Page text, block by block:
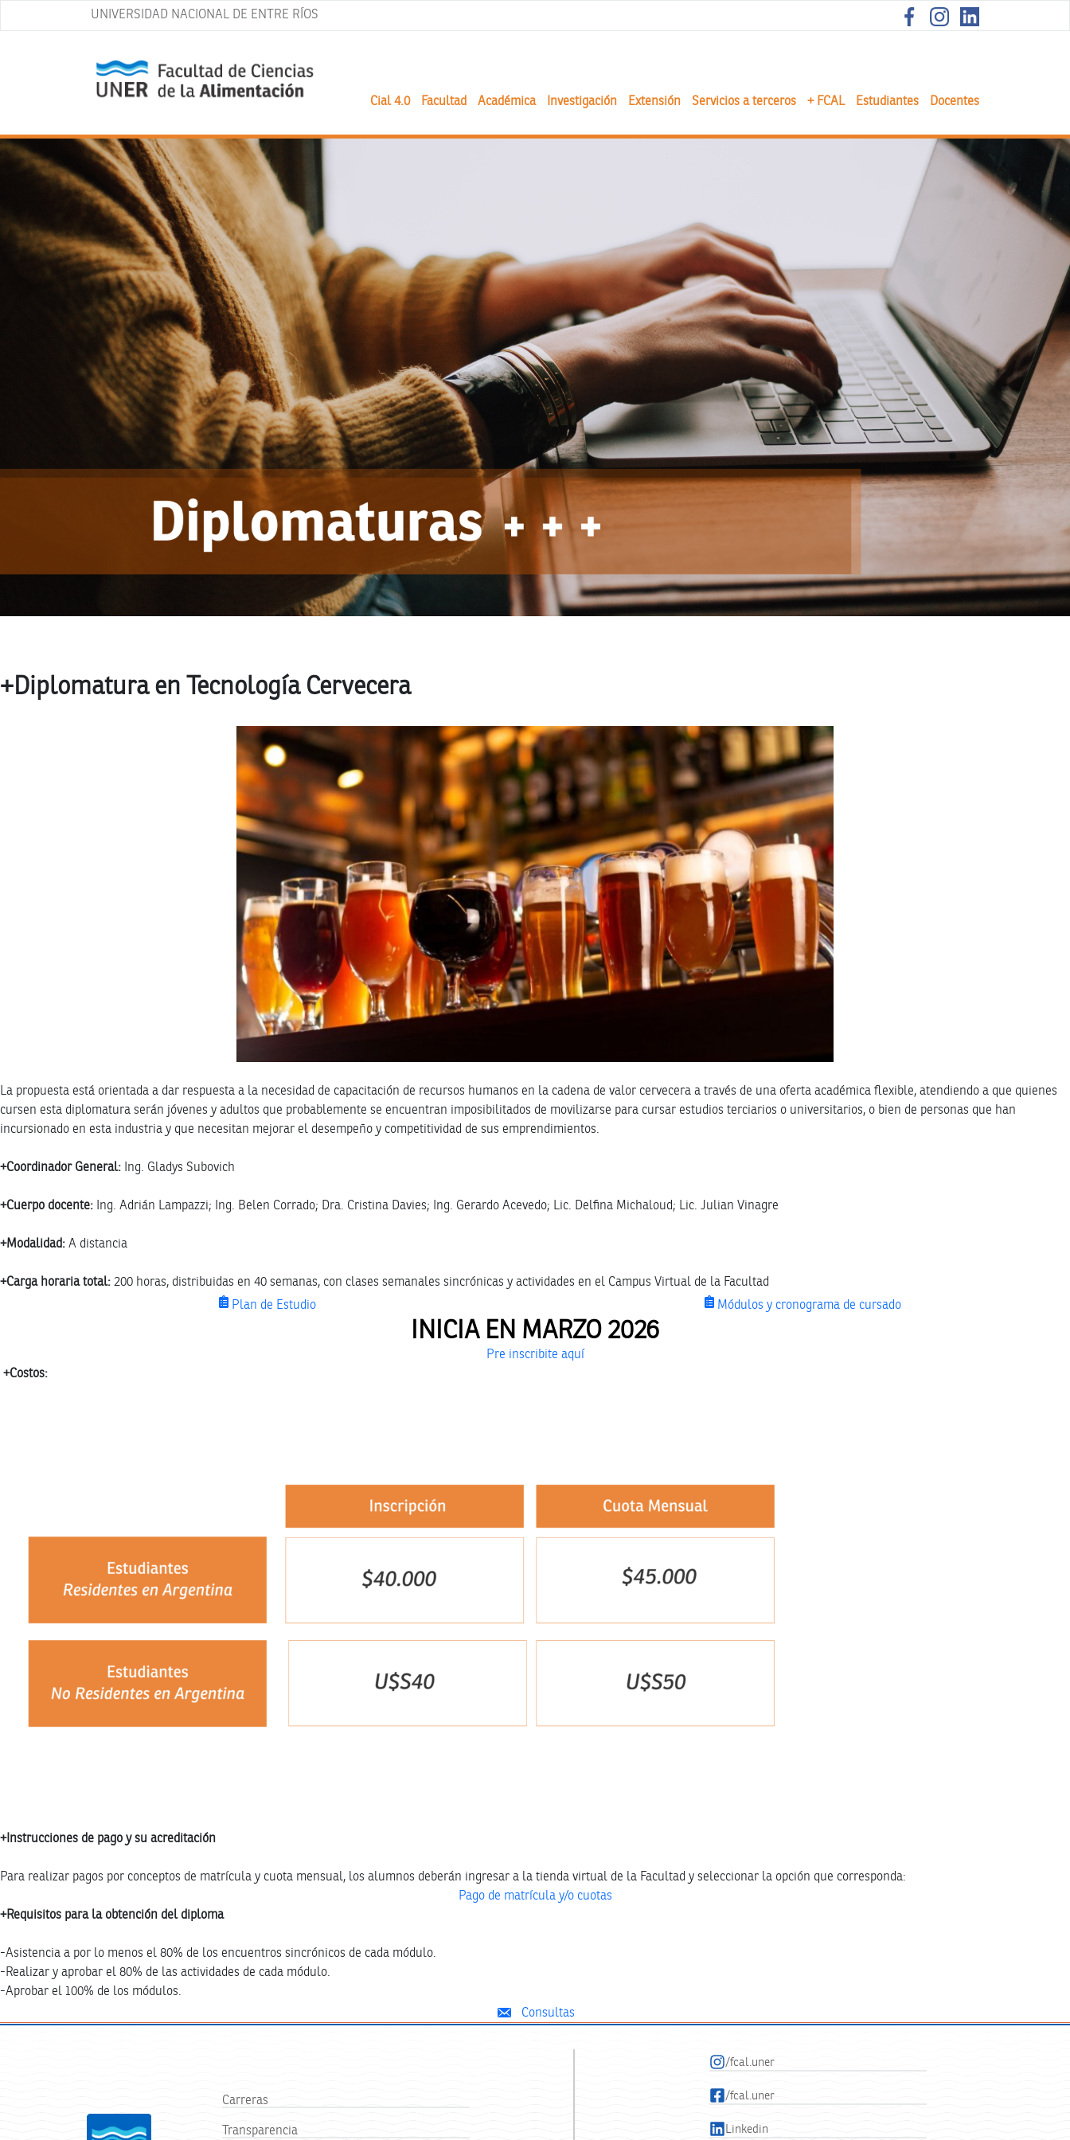
UNIVERSIDAD NACIONAL DE ENTRE RÍOS
Cial 4.0 Facultad Académica Investigación Extensión Servicios a terceros + FCAL Estudiantes Docentes
+Diplomatura en Tecnología Cervecera
La propuesta está orientada a dar respuesta a la necesidad de capacitación de recursos humanos en la cadena de valor cervecera a través de una oferta académica flexible, atendiendo a que quienes
cursen esta diplomatura serán jóvenes y adultos que probablemente se encuentran imposibilitados de movilizarse para cursar estudios terciarios o universitarios, o bien de personas que han
incursionado en esta industria y que necesitan mejorar el desempeño y competitividad de sus emprendimientos.
+Coordinador General: Ing. Gladys Subovich
+Cuerpo docente: Ing. Adrián Lampazzi; Ing. Belen Corrado; Dra. Cristina Davies; Ing. Gerardo Acevedo; Lic. Delfina Michaloud; Lic. Julian Vinagre
+Modalidad: A distancia
+Carga horaria total: 200 horas, distribuidas en 40 semanas, con clases semanales sincrónicas y actividades en el Campus Virtual de la Facultad
Plan de Estudio
Módulos y cronograma de cursado
INICIA EN MARZO 2026
Pre inscribite aquí
+Costos:
+Instrucciones de pago y su acreditación
Para realizar pagos por conceptos de matrícula y cuota mensual, los alumnos deberán ingresar a la tienda virtual de la Facultad y seleccionar la opción que corresponda:
Pago de matrícula y/o cuotas
+Requisitos para la obtención del diploma
-Asistencia a por lo menos el 80% de los encuentros sincrónicos de cada módulo.
-Realizar y aprobar el 80% de las actividades de cada módulo.
-Aprobar el 100% de los módulos.
Consultas
Carreras
Transparencia
/fcal.uner
/fcal.uner
Linkedin